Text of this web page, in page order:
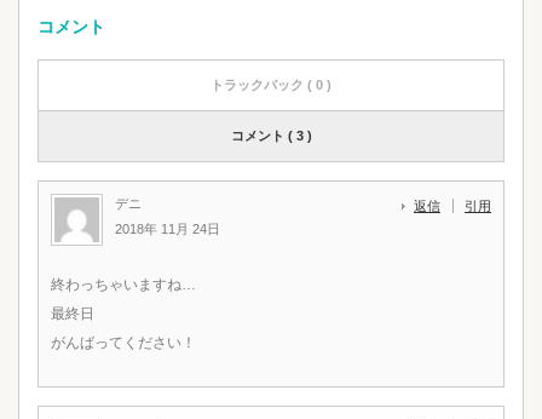
コメント
トラックバック ( 0 )
コメント ( 3 )
デニ
2018年 11月 24日
返信 引用
終わっちゃいますね…
最終日
がんばってください！